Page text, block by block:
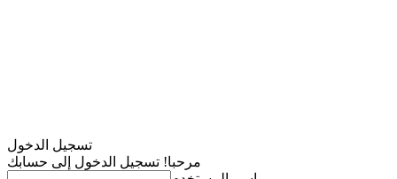
تسجيل الدخول
مرحبا! تسجيل الدخول إلى حسابك